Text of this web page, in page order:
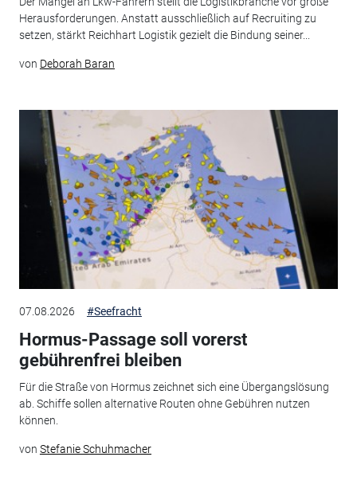
Herausforderungen. Anstatt ausschließlich auf Recruiting zu
setzen, stärkt Reichhart Logistik gezielt die Bindung seiner...
von Deborah Baran
07.08.2026 #Seefracht
Hormus-Passage soll vorerst
gebührenfrei bleiben
Für die Straße von Hormus zeichnet sich eine Übergangslösung
ab. Schiffe sollen alternative Routen ohne Gebühren nutzen
können.
von Stefanie Schuhmacher